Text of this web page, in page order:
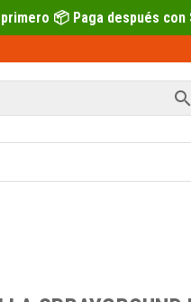
Sequra 💶
